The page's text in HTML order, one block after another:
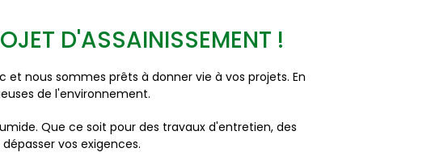
D'ASSAINISSEMENT !
et nous sommes prêts à donner vie à vos projets. En
de l'environnement.
Que ce soit pour des travaux d'entretien, des
vos exigences.